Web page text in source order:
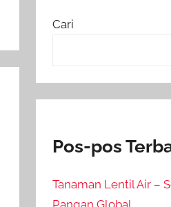
Cari
Pos-pos
Tanaman Lentil Air –
Pangan Global